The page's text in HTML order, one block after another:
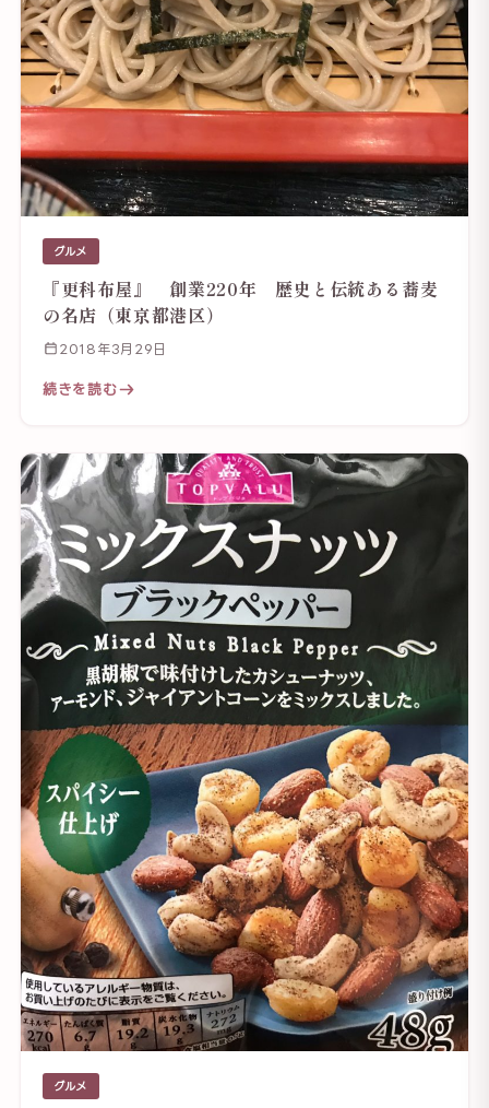
グルメ
『更科布屋』 創業220年 歴史と伝統ある蕎麦
の名店（東京都港区）
2018年3月29日
続きを読む
グルメ